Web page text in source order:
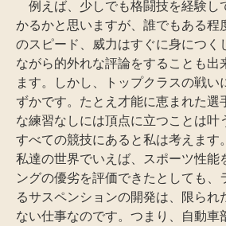
例えば、少しでも格闘技を経験し
かるかと思いますが、誰でもある程
のスピード、威力はすぐに身につく
ながら的外れな評論をすることも出
ます。しかし、トップクラスの戦い
ずかです。たとえ才能に恵まれた選
な練習なしには頂点に立つことは叶
すべての競技にあると私は考えます
私達の世界でいえば、スポーツ性能
ングの優劣を評価できたとしても、
るサスペンションの開発は、限られ
ない仕事なのです。つまり、自動車